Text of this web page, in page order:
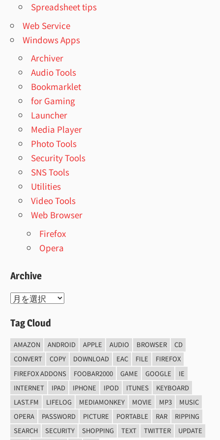
Spreadsheet tips
Web Service
Windows Apps
Archiver
Audio Tools
Bookmarklet
for Gaming
Launcher
Media Player
Photo Tools
Security Tools
SNS Tools
Utilities
Video Tools
Web Browser
Firefox
Opera
Archive
Archive
Tag Cloud
AMAZON ANDROID APPLE AUDIO BROWSER
CD
CONVERT
COPY DOWNLOAD EAC FILE
FIREFOX
FIREFOX ADDONS
FOOBAR2000 GAME GOOGLE
IE
INTERNET
IPAD IPHONE IPOD ITUNES
KEYBOARD
LAST.FM
LIFELOG MEDIAMONKEY MOVIE MP3
MUSIC
OPERA
PASSWORD PICTURE PORTABLE RAR
RIPPING
SEARCH
SECURITY SHOPPING TEXT TWITTER UPDATE